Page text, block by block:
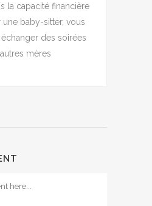
la capacité financière
baby-sitter, vous
des soirées
mères